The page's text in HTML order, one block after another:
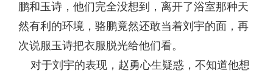
鹏和玉诗，他们完全没想到，离开了浴室那种天
然有利的环境，骆鹏竟然还敢当着刘宇的面，再
次说服玉诗把衣服脱光给他们看。
对于刘宇的表现，赵勇心生疑惑，不知道他想